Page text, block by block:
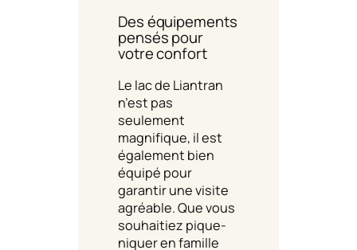
Des équipements
pensés pour
votre confort
Le lac de Liantran
n’est pas
seulement
magnifique, il est
également bien
équipé pour
garantir une visite
agréable. Que vous
souhaitiez pique-
niquer en famille